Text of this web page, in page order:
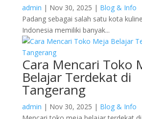
admin | Nov 30, 2025 | Blog & Info
Padang sebagai salah satu kota
Indonesia memiliki banyak...
Cara Mencari Toko
Belajar Terdekat di
Tangerang
admin | Nov 30, 2025 | Blog & Info